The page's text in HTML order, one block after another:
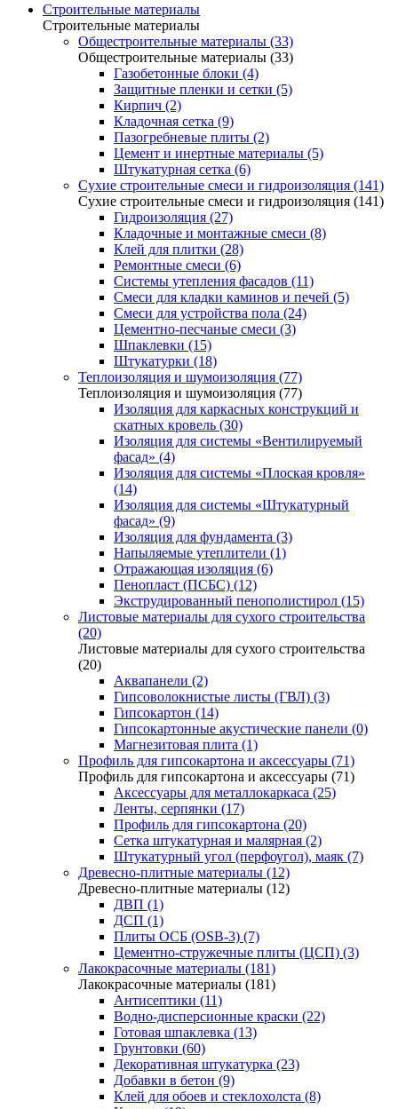
Строительные материалы
Строительные материалы
Общестроительные материалы (33)
Общестроительные материалы (33)
Газобетонные блоки (4)
Защитные пленки и сетки (5)
Кирпич (2)
Кладочная сетка (9)
Пазогребневые плиты (2)
Цемент и инертные материалы (5)
Штукатурная сетка (6)
Сухие строительные смеси и гидроизоляция (141)
Сухие строительные смеси и гидроизоляция (141)
Гидроизоляция (27)
Кладочные и монтажные смеси (8)
Клей для плитки (28)
Ремонтные смеси (6)
Системы утепления фасадов (11)
Смеси для кладки каминов и печей (5)
Смеси для устройства пола (24)
Цементно-песчаные смеси (3)
Шпаклевки (15)
Штукатурки (18)
Теплоизоляция и шумоизоляция (77)
Теплоизоляция и шумоизоляция (77)
Изоляция для каркасных конструкций и
скатных кровель (30)
Изоляция для системы «Вентилируемый
фасад» (4)
Изоляция для системы «Плоская кровля»
(14)
Изоляция для системы «Штукатурный
фасад» (9)
Изоляция для фундамента (3)
Напыляемые утеплители (1)
Отражающая изоляция (6)
Пенопласт (ПСБС) (12)
Экструдированный пенополистирол (15)
Листовые материалы для сухого строительства
(20)
Листовые материалы для сухого строительства
(20)
Аквапанели (2)
Гипсоволокнистые листы (ГВЛ) (3)
Гипсокартон (14)
Гипсокартонные акустические панели (0)
Магнезитовая плита (1)
Профиль для гипсокартона и аксессуары (71)
Профиль для гипсокартона и аксессуары (71)
Аксессуары для металлокаркаса (25)
Ленты, серпянки (17)
Профиль для гипсокартона (20)
Сетка штукатурная и малярная (2)
Штукатурный угол (перфоугол), маяк (7)
Древесно-плитные материалы (12)
Древесно-плитные материалы (12)
ДВП (1)
ДСП (1)
Плиты ОСБ (OSB-3) (7)
Цементно-стружечные плиты (ЦСП) (3)
Лакокрасочные материалы (181)
Лакокрасочные материалы (181)
Антисептики (11)
Водно-дисперсионные краски (22)
Готовая шпаклевка (13)
Грунтовки (60)
Декоративная штукатурка (23)
Добавки в бетон (9)
Клей для обоев и стеклохолста (8)